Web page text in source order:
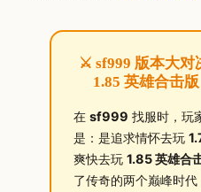
⚔️ sf999 版本大对
1.85 英雄合击
在 sf999 找服时，玩
是：是追求情怀去玩
爽快去玩 1.85 英雄合
了传奇的两个巅峰时代